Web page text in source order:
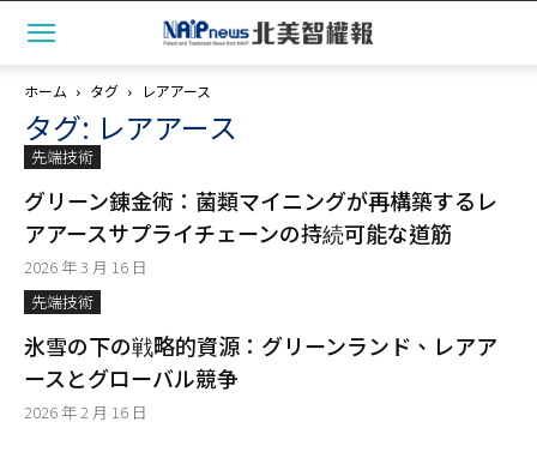
ホーム タグ レアアース
タグ: レアアース
先端技術
グリーン錬金術：菌類マイニングが再構築するレ
アアースサプライチェーンの持続可能な道筋
2026 年 3 月 16 日
先端技術
氷雪の下の戦略的資源：グリーンランド、レアア
ースとグローバル競争
2026 年 2 月 16 日